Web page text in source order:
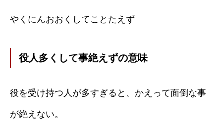
やくにんおおくしてことたえず
役人多くして事絶えずの意味
役を受け持つ人が多すぎると、かえって面倒な事
が絶えない。